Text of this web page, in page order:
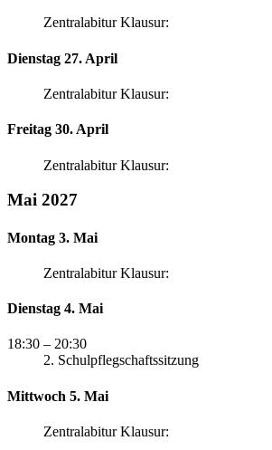
Zentralabitur Klausur:
Dienstag 27. April
Zentralabitur Klausur:
Freitag 30. April
Zentralabitur Klausur:
Mai 2027
Montag 3. Mai
Zentralabitur Klausur:
Dienstag 4. Mai
18:30 – 20:30
2. Schulpflegschaftssitzung
Mittwoch 5. Mai
Zentralabitur Klausur: